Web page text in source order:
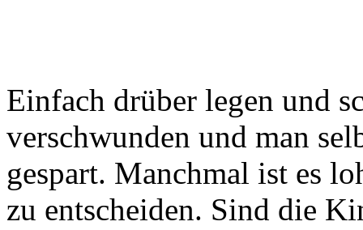
Einfach drüber legen und
verschwunden und man
gespart. Manchmal ist es
zu entscheiden. Sind die